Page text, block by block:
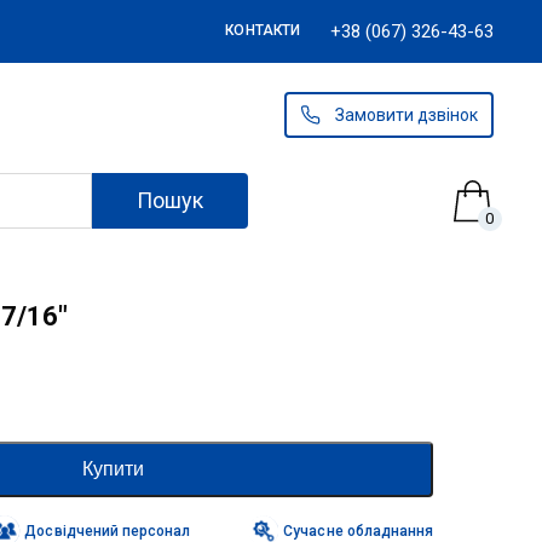
КОНТАКТИ +38 (067) 326-43-63
Замовити дзвінок
Пошук
0
16″
Купити
Досвідчений персонал Сучасне обладнання